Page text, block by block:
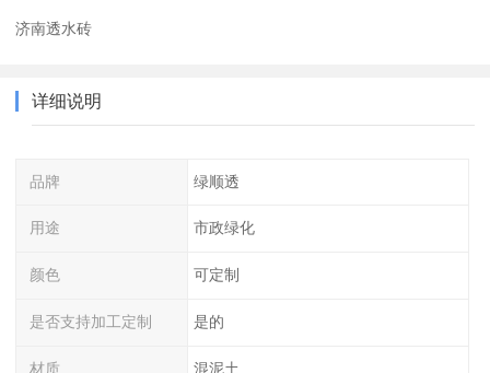
济南透水砖
详细说明
品牌 绿顺透
用途 市政绿化
颜色 可定制
是否支持加工定制 是的
材质 混泥土